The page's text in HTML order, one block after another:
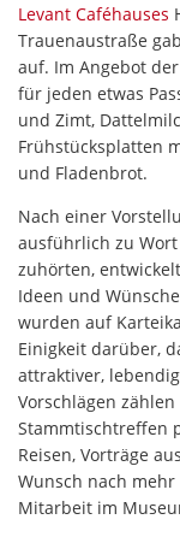
Levant Caféhauses
Trauenaustraße
auf. Im Angebot
für jeden etwas
und Zimt,
Frühstücksplatten
und Fladenbrot.
Nach einer
ausführlich zu
zuhörten,
Ideen und
wurden auf
Einigkeit darüber,
attraktiver,
Vorschlägen
Stammtischtreffen
Reisen, Vorträge
Wunsch nach
Mitarbeit im